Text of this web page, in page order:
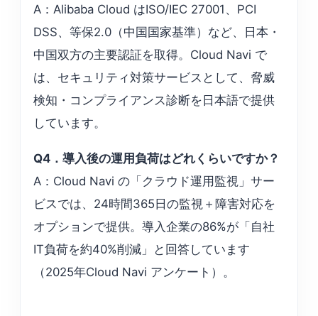
A：Alibaba Cloud はISO/IEC 27001、PCI
DSS、等保2.0（中国国家基準）など、日本・
中国双方の主要認証を取得。Cloud Navi で
は、セキュリティ対策サービスとして、脅威
検知・コンプライアンス診断を日本語で提供
しています。
Q4．導入後の運用負荷はどれくらいですか？
A：Cloud Navi の「クラウド運用監視」サー
ビスでは、24時間365日の監視＋障害対応を
オプションで提供。導入企業の86%が「自社
IT負荷を約40%削減」と回答しています
（2025年Cloud Navi アンケート）。